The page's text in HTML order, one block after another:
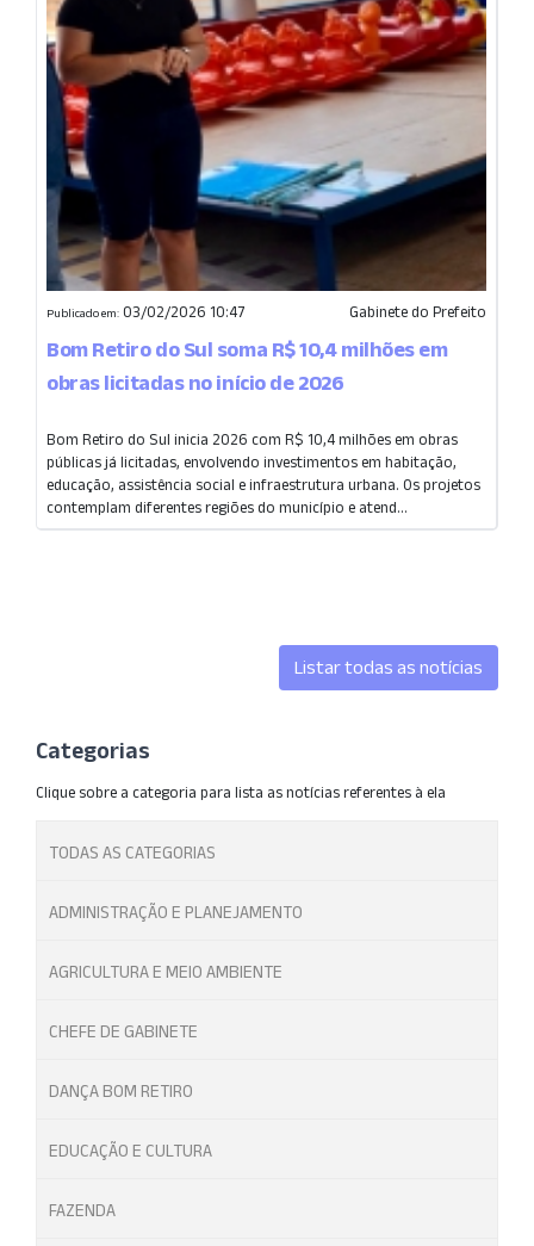
Publicado em: 03/02/2026 10:47 Gabinete do Prefeito
Bom Retiro do Sul soma R$ 10,4 milhões em
obras licitadas no início de 2026
Bom Retiro do Sul inicia 2026 com R$ 10,4 milhões em obras
públicas já licitadas, envolvendo investimentos em habitação,
educação, assistência social e infraestrutura urbana. Os projetos
contemplam diferentes regiões do município e atend...
Listar todas as notícias
Categorias
Clique sobre a categoria para lista as notícias referentes à ela
TODAS AS CATEGORIAS
ADMINISTRAÇÃO E PLANEJAMENTO
AGRICULTURA E MEIO AMBIENTE
CHEFE DE GABINETE
DANÇA BOM RETIRO
EDUCAÇÃO E CULTURA
FAZENDA